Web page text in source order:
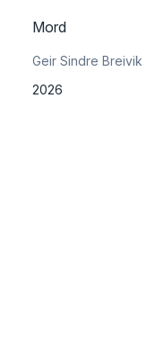
Mord
Geir Sindre Breivik
2026